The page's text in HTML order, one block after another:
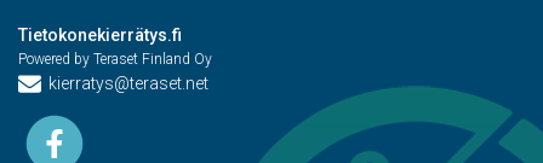
Tietokonekierrätys.fi
Powered by Teraset Finland Oy
kierratys@teraset.net